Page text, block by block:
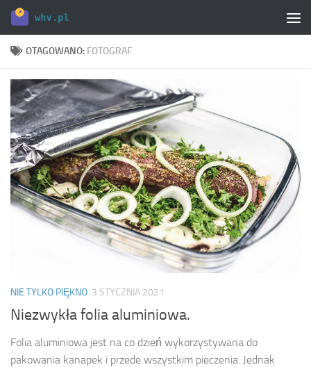
Skip to content
OTAGOWANO: FOTOGRAF
NIE TYLKO PIĘKNO 3 STYCZNIA 2021
Niezwykła folia aluminiowa.
Folia aluminiowa jest na co dzień wykorzystywana do
pakowania kanapek i przede wszystkim pieczenia. Jednak